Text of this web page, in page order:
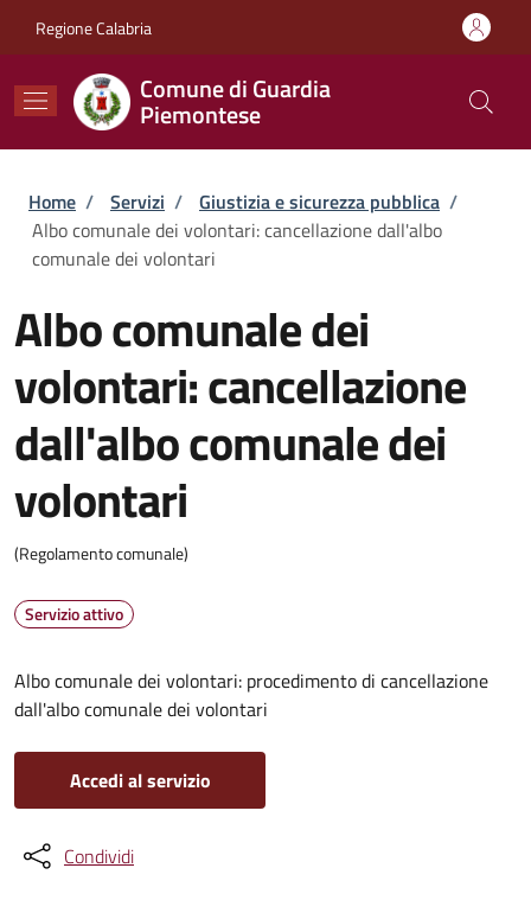
Regione Calabria
Comune di Guardia
Piemontese
Briciole di pane
Home / Servizi / Giustizia e sicurezza pubblica /
Albo comunale dei volontari: cancellazione dall'albo
comunale dei volontari
Albo comunale dei
volontari: cancellazione
dall'albo comunale dei
volontari
(Regolamento comunale)
Servizio attivo
Albo comunale dei volontari: procedimento di cancellazione
dall'albo comunale dei volontari
Accedi al servizio
Condividi